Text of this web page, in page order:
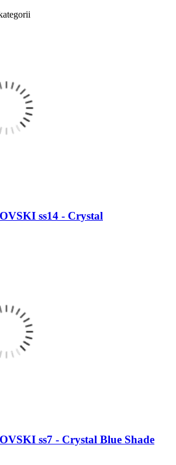
ss14 - Crystal
ss7 - Crystal Blue Shade